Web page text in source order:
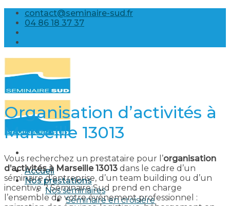
Skip
content
contact@seminaire-sud.fr
04 86 18 37 37
Accueil
Nos prestations
Nos séminaires
Séminaire en croisière
Organisation d’activités à
Marseille 13013
Vous recherchez un prestataire pour l’organisation
d’activités à Marseille 13013 dans le cadre d’un
séminaire d’entreprise, d’un team building ou d’un
incentive ? Séminaire Sud prend en charge
l’ensemble de votre événement professionnel :